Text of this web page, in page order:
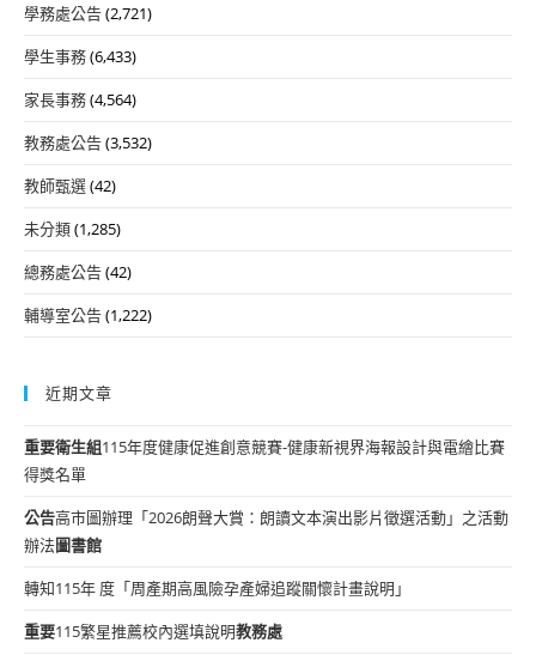
學務處公告(2,721)
學生事務(6,433)
家長事務(4,564)
教務處公告(3,532)
教師甄選(42)
未分類(1,285)
總務處公告(42)
輔導室公告(1,222)
近期文章
重要衛生組115年度健康促進創意競賽-健康新視界海報設計與電繪比賽
得獎名單
公告高市圖辦理「2026朗聲大賞：朗讀文本演出影片徵選活動」之活動
辦法圖書館
轉知115年 度「周產期高風險孕產婦追蹤關懷計畫說明」
重要115繁星推薦校內選填說明教務處